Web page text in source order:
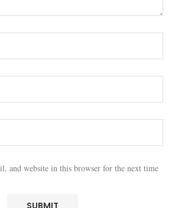
and website in this browser for the next time